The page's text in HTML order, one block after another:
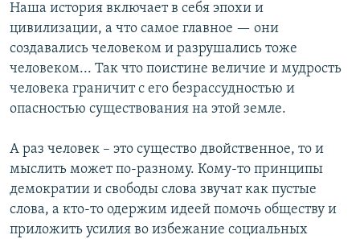
Наша история включает в себя эпохи и
цивилизации, а что самое главное — они
создавались человеком и разрушались тоже
человеком... Так что поистине величие и мудрость
человека граничит с его безрассудностью и
опасностью существования на этой земле.
А раз человек – это существо двойственное, то и
мыслить может по-разному. Кому-то принципы
демократии и свободы слова звучат как пустые
слова, а кто-то одержим идеей помочь обществу и
приложить усилия во избежание социальных